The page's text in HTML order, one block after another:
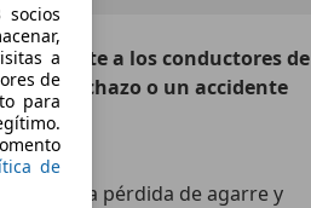
a
de
para
de
bastante a los conductores de
un pinchazo o un accidente
por la pérdida de agarre y